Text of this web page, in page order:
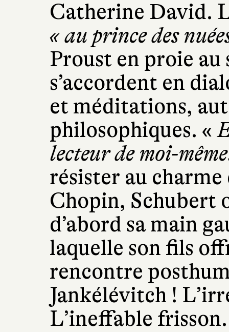
Catherine David.
« au prince des
Proust en proie au
s’accordent en
et méditations,
philosophiques. «
lecteur de moi-
résister au
Chopin, Schubert
d’abord sa main
laquelle son fils
rencontre
Jankélévitch !
L’ineffable frisson.